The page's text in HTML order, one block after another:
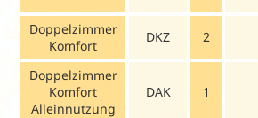
Doppelzimmer
Komfort
DKZ 2
Doppelzimmer
Komfort
Alleinnutzung
DAK 1